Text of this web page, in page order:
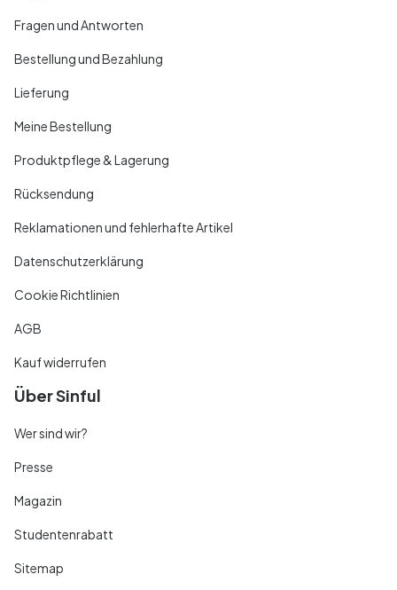
Fragen und Antworten
Bestellung und Bezahlung
Lieferung
Meine Bestellung
Produktpflege & Lagerung
Rücksendung
Reklamationen und fehlerhafte Artikel
Datenschutzerklärung
Cookie Richtlinien
AGB
Kauf widerrufen
Über Sinful
Wer sind wir?
Presse
Magazin
Studentenrabatt
Sitemap